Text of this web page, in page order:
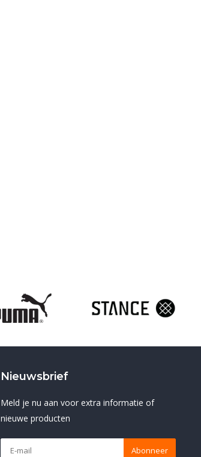
Nieuwsbrief
Meld je nu aan voor extra informatie of
nieuwe producten
Abonneer